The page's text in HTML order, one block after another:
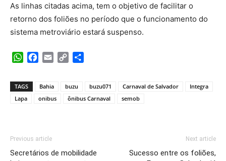
As linhas citadas acima, tem o objetivo de facilitar o
retorno dos foliões no período que o funcionamento do
sistema metroviário estará suspenso.
WhatsApp
Facebook
Email Copy
TAGS Bahia buzu buzu071 Carnaval de Salvador
Integra
Lapa
onibus ônibus Carnaval semob
Previous article
Secretários de mobilidade
Next article
Sucesso entre os foliões,